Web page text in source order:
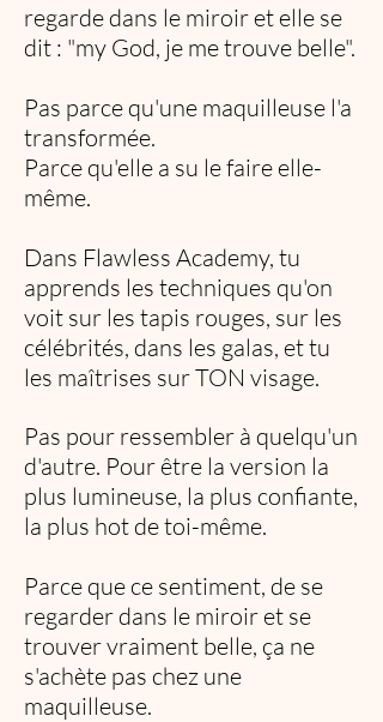
regarde dans le miroir et elle se
dit : "my God, je me trouve belle".
Pas parce qu'une maquilleuse l'a
transformée.
Parce qu'elle a su le faire elle-
même.
Dans Flawless Academy, tu
apprends les techniques qu'on
voit sur les tapis rouges, sur les
célébrités, dans les galas, et tu
les maîtrises sur TON visage.
Pas pour ressembler à quelqu'un
d'autre. Pour être la version la
plus lumineuse, la plus confiante,
la plus hot de toi-même.
Parce que ce sentiment, de se
regarder dans le miroir et se
trouver vraiment belle, ça ne
s'achète pas chez une
maquilleuse.